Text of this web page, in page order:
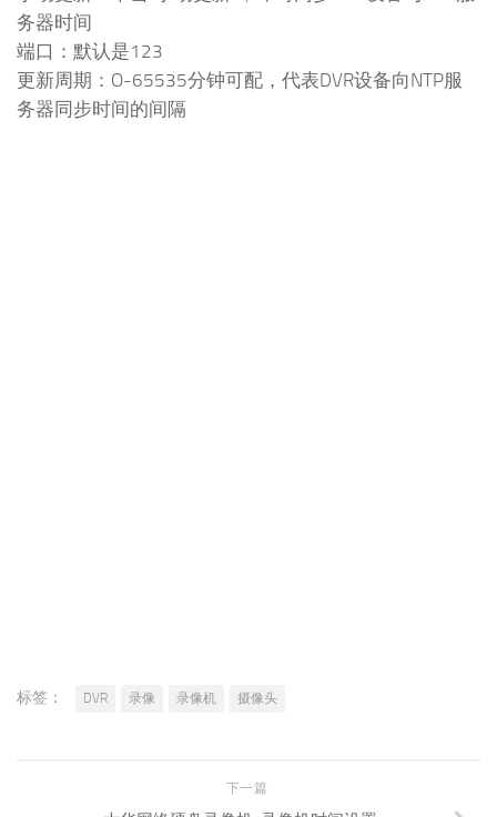
务器时间
端口：默认是123
更新周期：O-65535分钟可配，代表DVR设备向NTP服
务器同步时间的间隔
标签： DVR 录像 录像机 摄像头
下一篇